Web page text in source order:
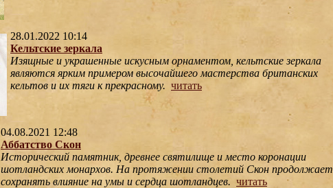
28.01.2022 10:14
Кельтские зеркала
Изящные и украшенные искусным орнаментом, кельтские зеркала
являются ярким примером высочайшего мастерства британских
кельтов и их тяги к прекрасному. читать
04.08.2021 12:48
Аббатство Скон
Исторический памятник, древнее святилище и место коронации
шотландских монархов. На протяжении столетий Скон продолжает
сохранять влияние на умы и сердца шотландцев. читать